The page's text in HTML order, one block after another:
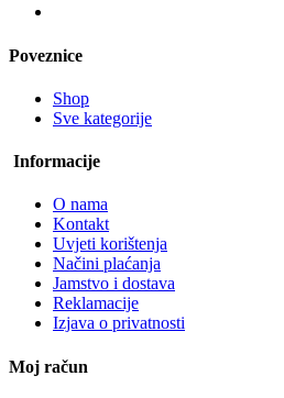
Poveznice
Shop
Sve kategorije
Informacije
O nama
Kontakt
Uvjeti korištenja
Načini plaćanja
Jamstvo i dostava
Reklamacije
Izjava o privatnosti
Moj račun